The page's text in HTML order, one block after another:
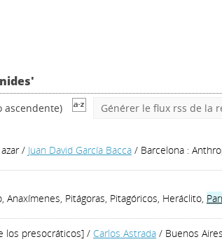
ascendente) Générer le flux rss de la
/ Juan David García Bacca / Barcelona :
Pitágoras, Pitagóricos, Heráclito,
los presocráticos] / Carlos Astrada / Buenos